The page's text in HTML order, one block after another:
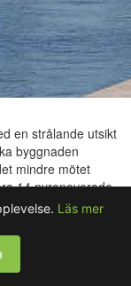
en strålande utsikt
byggnaden
mindre mötet
14 nyrenoverade
Varför inte ta
på våning 21
i Lilla Bommen
er inte luras av att
på insidan har
Läs mer